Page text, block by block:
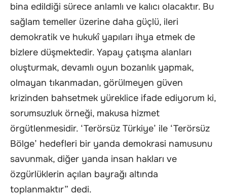
bina edildiği sürece anlamlı ve kalıcı olacaktır. Bu
sağlam temeller üzerine daha güçlü, ileri
demokratik ve hukukî yapıları ihya etmek de
bizlere düşmektedir. Yapay çatışma alanları
oluşturmak, devamlı oyun bozanlık yapmak,
olmayan tıkanmadan, görülmeyen güven
krizinden bahsetmek yüreklice ifade ediyorum ki,
sorumsuzluk örneği, makusa hizmet
örgütlenmesidir. ‘Terörsüz Türkiye’ ile ‘Terörsüz
Bölge’ hedefleri bir yanda demokrasi namusunu
savunmak, diğer yanda insan hakları ve
özgürlüklerin açılan bayrağı altında
toplanmaktır” dedi.